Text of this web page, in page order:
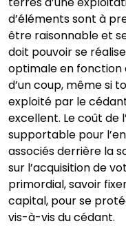
d’éléments sont à
être raisonnable et
doit pouvoir se
optimale en fonction
d’un coup, même si
exploité par le
excellent. Le coût de
supportable pour
associés derrière la
sur l’acquisition de
primordial, savoir
capital, pour se
vis-à-vis du cédant.